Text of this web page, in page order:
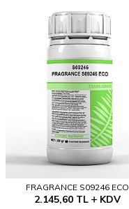
FRAGRANCE S09246 ECO
2.145,60TL KDV